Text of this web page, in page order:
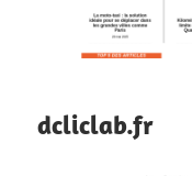
dcliclab.fr